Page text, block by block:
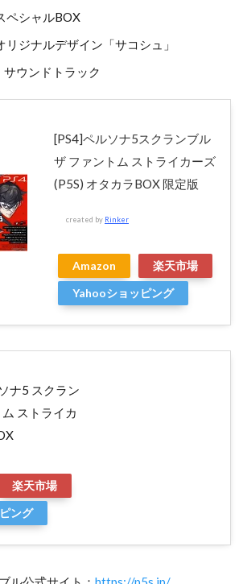
ペシャルBOX
ジナルデザイン「サコシュ」
ウンドトラック
[PS4]ペルソナ5スクランブル
ザ ファントム ストライカーズ
(P5S) オタカラBOX 限定版
created by Rinker
Amazon
楽天市場
Yahooショッピング
ナ5 スクラン
ストライカ
楽天市場
ング